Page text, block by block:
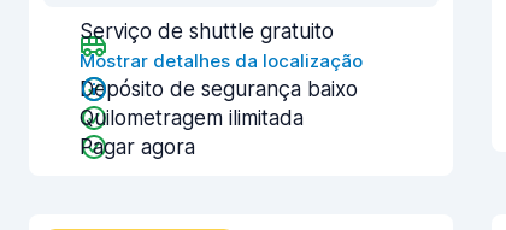
Serviço de shuttle gratuito
Mostrar detalhes da localização
Depósito de segurança baixo
Quilometragem ilimitada
Pagar agora